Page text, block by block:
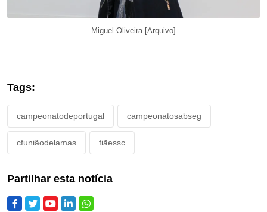
Miguel Oliveira [Arquivo]
Tags:
campeonatodeportugal campeonatosabseg
cfuniãodelamas fiãessc
Partilhar esta notícia